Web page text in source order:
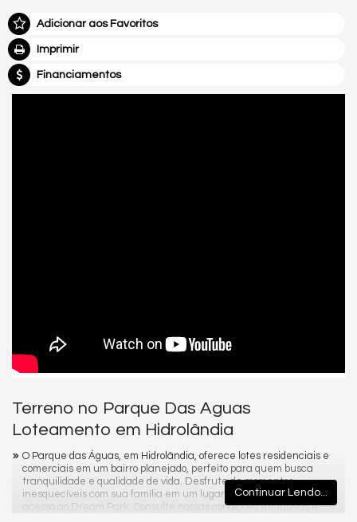
Adicionar aos Favoritos
Imprimir
Financiamentos
Terreno no Parque Das Aguas
Loteamento em Hidrolândia
O Parque das Águas, em Hidrolândia, oferece lotes residenciais e
comerciais em um bairro planejado, perfeito para quem busca
tranquilidade e qualidade de vida. Desfrute de momentos
inesquecíveis com sua família em um lugar especial, com fácil
acesso ao Dream Park. Consulte nossas condições exclusivas e
Continuar Lendo...